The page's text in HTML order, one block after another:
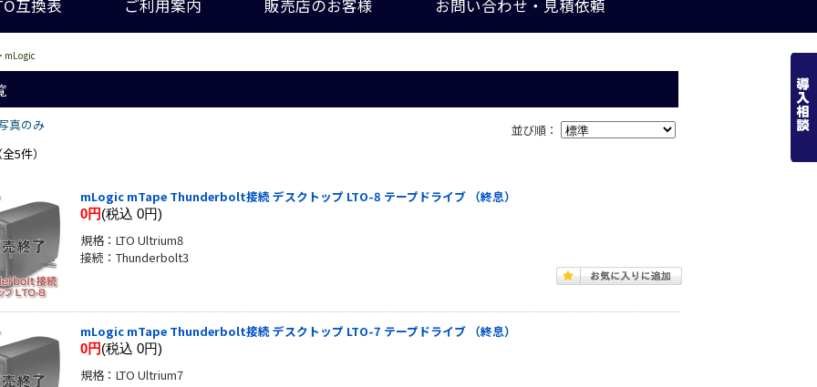
互換表 ご利用案内 販売店のお客様 お問い合わせ・見積依頼
mLogic
並び順：
真のみ
5件）
mLogic mTape Thunderbolt接続 デスクトップ LTO-8 テープドライブ （終息）
0円(税込 0円)
規格：LTO Ultrium8
接続：Thunderbolt3
mLogic mTape Thunderbolt接続 デスクトップ LTO-7 テープドライブ （終息）
0円(税込 0円)
規格：LTO Ultrium7